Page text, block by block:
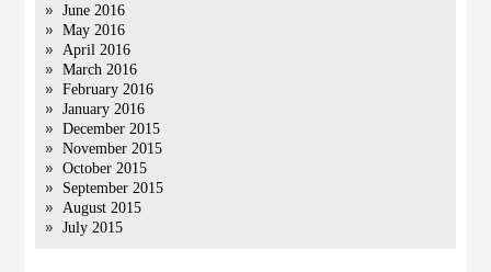
June 2016
May 2016
April 2016
March 2016
February 2016
January 2016
December 2015
November 2015
October 2015
September 2015
August 2015
July 2015